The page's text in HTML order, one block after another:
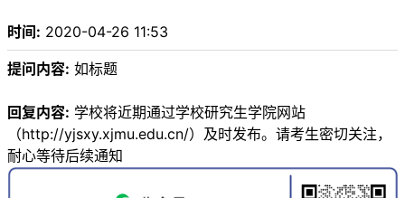
时间: 2020-04-26 11:53
提问内容: 如标题
回复内容: 学校将近期通过学校研究生学院网站
（http://yjsxy.xjmu.edu.cn/）及时发布。请考生密切关注，
耐心等待后续通知